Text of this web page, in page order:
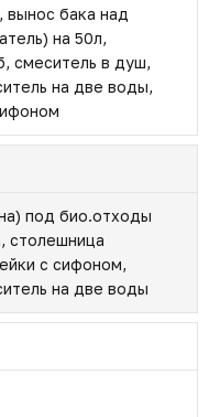
вынос бака над
на 50л,
смеситель в душ,
на две воды,
под био.отходы
столешница
с сифоном,
на две воды